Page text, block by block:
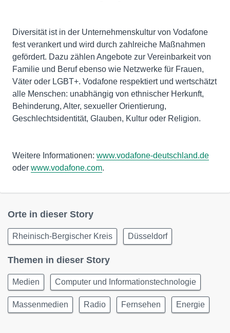
Diversität ist in der Unternehmenskultur von Vodafone
fest verankert und wird durch zahlreiche Maßnahmen
gefördert. Dazu zählen Angebote zur Vereinbarkeit von
Familie und Beruf ebenso wie Netzwerke für Frauen,
Väter oder LGBT+. Vodafone respektiert und wertschätzt
alle Menschen: unabhängig von ethnischer Herkunft,
Behinderung, Alter, sexueller Orientierung,
Geschlechtsidentität, Glauben, Kultur oder Religion.
Weitere Informationen: www.vodafone-deutschland.de
oder www.vodafone.com.
Orte in dieser Story
Rheinisch-Bergischer Kreis Düsseldorf
Themen in dieser Story
Medien Computer und Informationstechnologie
Massenmedien Radio Fernsehen Energie